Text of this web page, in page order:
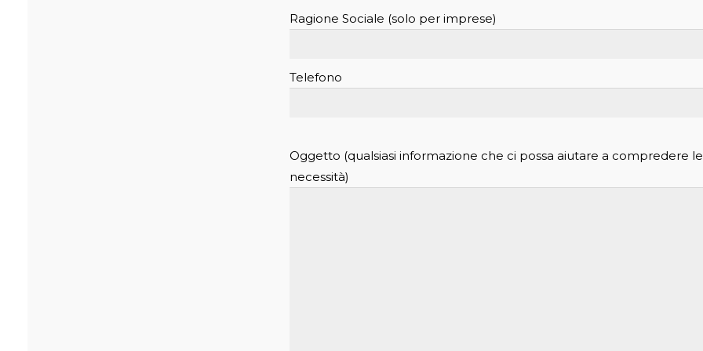
Ragione Sociale (solo per imprese)
Telefono
Oggetto (qualsiasi informazione che ci possa aiutare a compredere
necessità)